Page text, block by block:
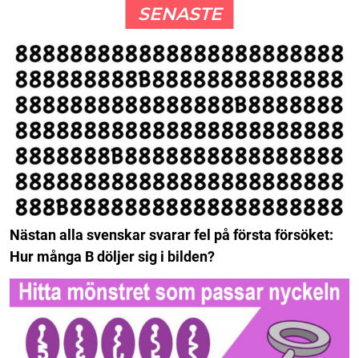
SENASTE
Nästan alla svenskar svarar fel på första försöket:
Hur många B döljer sig i bilden?